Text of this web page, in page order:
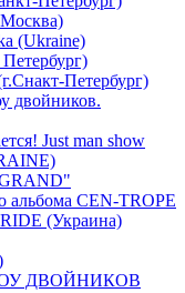
(Ukraine)
Петербург)
двойников.
Just man show
альбома CEN-TROPE
(Украина)
ДВОЙНИКОВ